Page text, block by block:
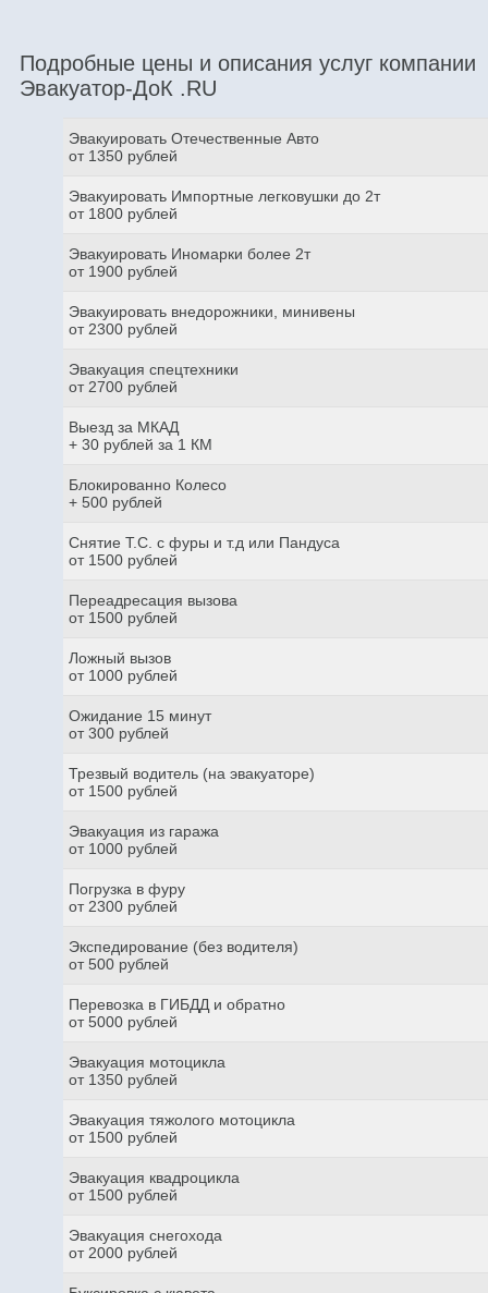
Подробные цены и описания услуг компании
Эвакуатор-ДоК .RU
Эвакуировать Отечественные Авто
от 1350 рублей
Эвакуировать Импортные легковушки до 2т
от 1800 рублей
Эвакуировать Иномарки более 2т
от 1900 рублей
Эвакуировать внедорожники, минивены
от 2300 рублей
Эвакуация спецтехники
от 2700 рублей
Выезд за МКАД
+ 30 рублей за 1 КМ
Блокированно Колесо
+ 500 рублей
Снятие Т.С. с фуры и т.д или Пандуса
от 1500 рублей
Переадресация вызова
от 1500 рублей
Ложный вызов
от 1000 рублей
Ожидание 15 минут
от 300 рублей
Трезвый водитель (на эвакуаторе)
от 1500 рублей
Эвакуация из гаража
от 1000 рублей
Погрузка в фуру
от 2300 рублей
Экспедирование (без водителя)
от 500 рублей
Перевозка в ГИБДД и обратно
от 5000 рублей
Эвакуация мотоцикла
от 1350 рублей
Эвакуация тяжолого мотоцикла
от 1500 рублей
Эвакуация квадроцикла
от 1500 рублей
Эвакуация снегохода
от 2000 рублей